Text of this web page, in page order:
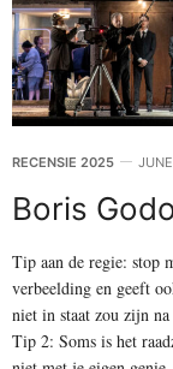
RECENSIE 2025
Boris
Tip aan de regie: stop
verbeelding en geeft
niet in staat zou zijn na
Tip 2: Soms is het